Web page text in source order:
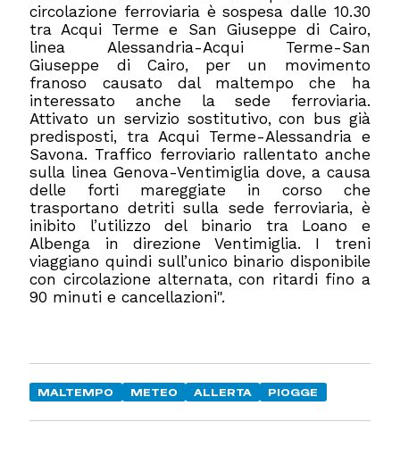
circolazione ferroviaria è sospesa dalle 10.30
tra Acqui Terme e San Giuseppe di Cairo,
linea Alessandria-Acqui Terme-San
Giuseppe di Cairo, per un movimento
franoso causato dal maltempo che ha
interessato anche la sede ferroviaria.
Attivato un servizio sostitutivo, con bus già
predisposti, tra Acqui Terme-Alessandria e
Savona. Traffico ferroviario rallentato anche
sulla linea Genova-Ventimiglia dove, a causa
delle forti mareggiate in corso che
trasportano detriti sulla sede ferroviaria, è
inibito l’utilizzo del binario tra Loano e
Albenga in direzione Ventimiglia. I treni
viaggiano quindi sull’unico binario disponibile
con circolazione alternata, con ritardi fino a
90 minuti e cancellazioni".
MALTEMPO METEO ALLERTA PIOGGE